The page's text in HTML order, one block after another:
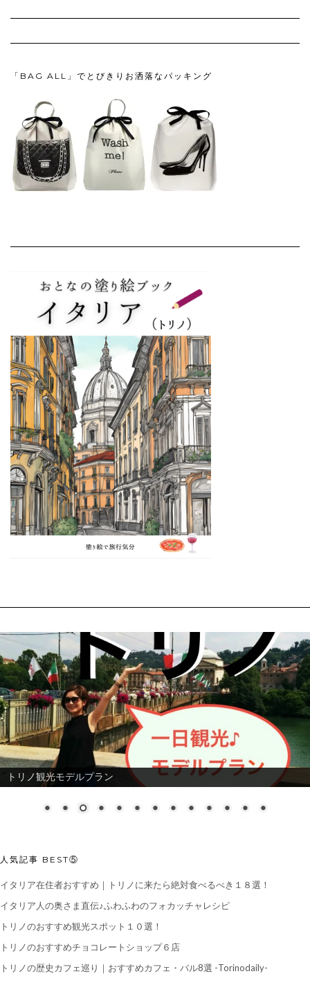
「BAG ALL」でとびきりお洒落なパッキング
トリノのおすすめチョコレートショップ５店
人気記事 BEST⑤
イタリア在住者おすすめ｜トリノに来たら絶対食べるべき１８選！
イタリア人の奥さま直伝♪ふわふわのフォカッチャレシピ
トリノのおすすめ観光スポット１０選！
トリノのおすすめチョコレートショップ６店
トリノの歴史カフェ巡り｜おすすめカフェ・バル8選 -Torinodaily-